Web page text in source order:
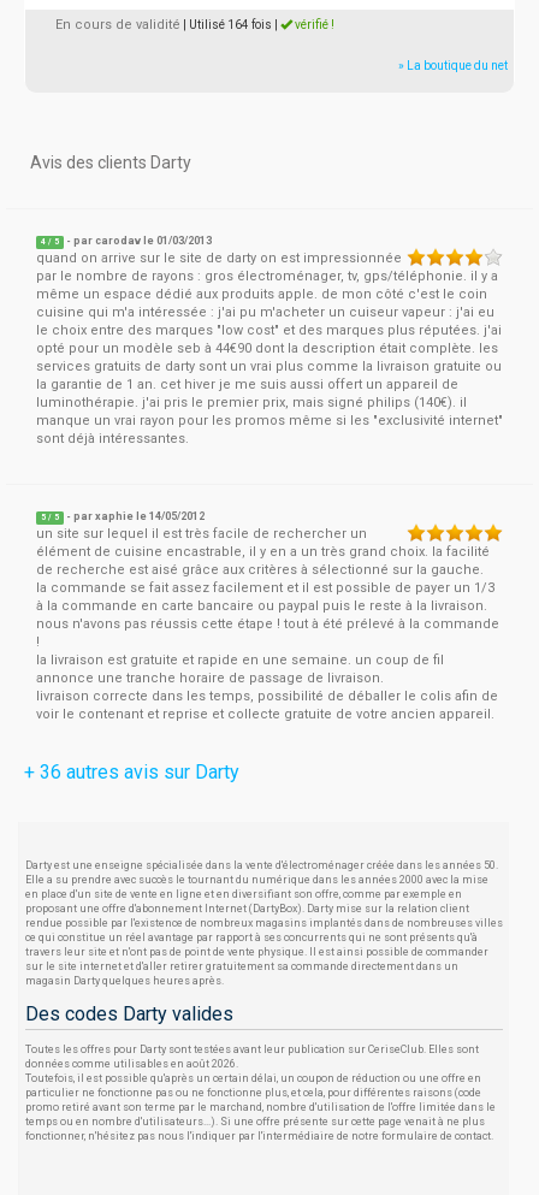
En cours de validité | Utilisé 164 fois vérifié !
» La boutique du net
Avis des clients Darty
4 / 5 - parcarodav le 01/03/2013
quand on arrive sur le site de darty on est impressionnée
par le nombre de rayons : gros électroménager, tv, gps/téléphonie. il y a
même un espace dédié aux produits apple. de mon côté c'est le coin
cuisine qui m'a intéressée : j'ai pu m'acheter un cuiseur vapeur : j'ai eu
le choix entre des marques "low cost" et des marques plus réputées. j'ai
opté pour un modèle seb à 44€90 dont la description était complète. les
services gratuits de darty sont un vrai plus comme la livraison gratuite ou
la garantie de 1 an. cet hiver je me suis aussi offert un appareil de
luminothérapie. j'ai pris le premier prix, mais signé philips (140€). il
manque un vrai rayon pour les promos même si les "exclusivité internet"
sont déjà intéressantes.
5 / 5 - parxaphie le 14/05/2012
un site sur lequel il est très facile de rechercher un
élément de cuisine encastrable, il y en a un très grand choix. la facilité
de recherche est aisé grâce aux critères à sélectionné sur la gauche.
la commande se fait assez facilement et il est possible de payer un 1/3
à la commande en carte bancaire ou paypal puis le reste à la livraison.
nous n'avons pas réussis cette étape ! tout à été prélevé à la commande
!
la livraison est gratuite et rapide en une semaine. un coup de fil
annonce une tranche horaire de passage de livraison.
livraison correcte dans les temps, possibilité de déballer le colis afin de
voir le contenant et reprise et collecte gratuite de votre ancien appareil.
+ 36 autres avis sur Darty
Darty est une enseigne spécialisée dans la vente d'électroménager créée dans les années 50.
Elle a su prendre avec succès le tournant du numérique dans les années 2000 avec la mise
en place d'un site de vente en ligne et en diversifiant son offre, comme par exemple en
proposant une offre d'abonnement Internet (DartyBox). Darty mise sur la relation client
rendue possible par l'existence de nombreux magasins implantés dans de nombreuses villes
ce qui constitue un réel avantage par rapport à ses concurrents qui ne sont présents qu'à
travers leur site et n'ont pas de point de vente physique. Il est ainsi possible de commander
sur le site internet et d'aller retirer gratuitement sa commande directement dans un
magasin Darty quelques heures après.
Des codes Darty valides
Toutes les offres pour Darty sont testées avant leur publication sur CeriseClub. Elles sont
données comme utilisables en août 2026.
Toutefois, il est possible qu'après un certain délai, un coupon de réduction ou une offre en
particulier ne fonctionne pas ou ne fonctionne plus, et cela, pour différentes raisons (code
promo retiré avant son terme par le marchand, nombre d'utilisation de l'offre limitée dans le
temps ou en nombre d'utilisateurs...). Si une offre présente sur cette page venait à ne plus
fonctionner, n'hésitez pas nous l'indiquer par l'intermédiaire de notre formulaire de contact.